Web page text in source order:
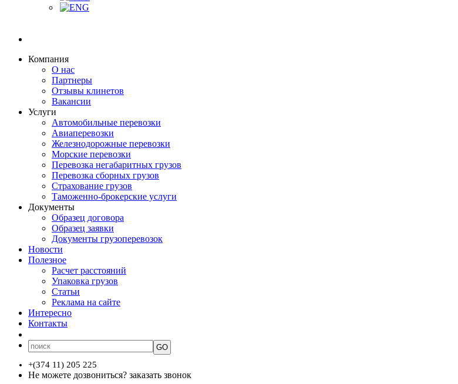
Компания
О нас
Партнеры
Отзывы клинетов
Вакансии
Услуги
Автомобильные перевозки
Авиаперевозки
Железнодорожные перевозки
Морские перевозки
Перевозка негабаритных грузов
Перевозка сборных грузов
Страхование грузов
Таможенно-брокерские услуги
Документы
Образец договора
Образец заявки
Документы грузоперевозок
Новости
Полезное
Расчет расстояний
Упаковка грузов
Статьи
Реклама на сайте
Интересно
Контакты
GO
+(374 11) 205 225
Не можете дозвониться? заказать звонок